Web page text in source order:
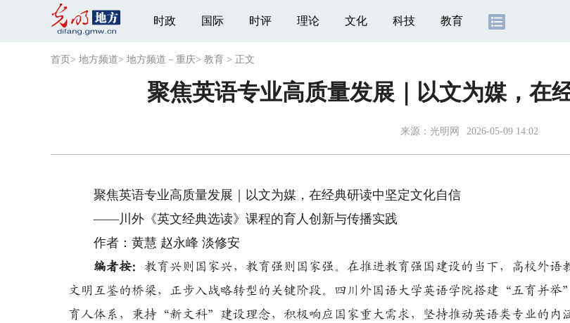
时政 国际 时评 理论 文化 科技 教育
首页 > 地方频道> 地方频道－重庆> 教育 > 正文
聚焦英语专业高质量发展｜以文为媒，在
来源：光明网 2026-05-09 14:02
聚焦英语专业高质量发展｜以文为媒，在经典研读中坚定文化自信
——川外《英文经典选读》课程的育人创新与传播实践
作者：黄慧 赵永峰 淡修安
编者按：教育兴则国家兴，教育强则国家强。在推进教育强国建设的当下，高校外语
文明互鉴的桥梁，正步入战略转型的关键阶段。四川外国语大学英语学院搭建“五育并举
育人体系，秉持“新文科”建设理念，积极响应国家重大需求，坚持推动英语类专业的内